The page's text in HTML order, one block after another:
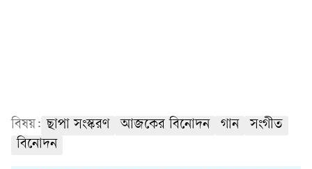
বিষয়: ছাপা সংস্করণ আজকের বিনোদন গান
সংগীত
বিনোদন